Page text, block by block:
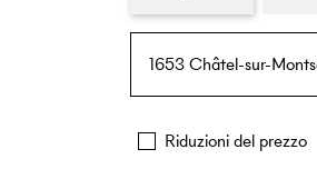
Riduzioni del prezzo